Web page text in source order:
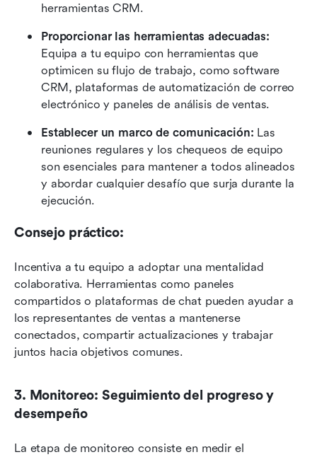
herramientas CRM.
Proporcionar las herramientas adecuadas:
Equipa a tu equipo con herramientas que
optimicen su flujo de trabajo, como software
CRM, plataformas de automatización de correo
electrónico y paneles de análisis de ventas.
Establecer un marco de comunicación: Las
reuniones regulares y los chequeos de equipo
son esenciales para mantener a todos alineados
y abordar cualquier desafío que surja durante la
ejecución.
Consejo práctico:
Incentiva a tu equipo a adoptar una mentalidad
colaborativa. Herramientas como paneles
compartidos o plataformas de chat pueden ayudar a
los representantes de ventas a mantenerse
conectados, compartir actualizaciones y trabajar
juntos hacia objetivos comunes.
3. Monitoreo: Seguimiento del progreso y
desempeño
La etapa de monitoreo consiste en medir el